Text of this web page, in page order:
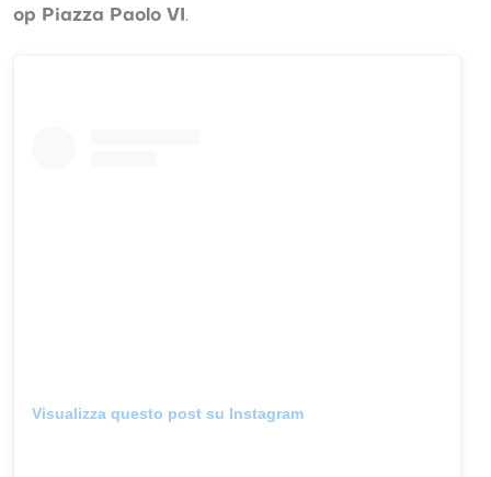
op Piazza Paolo VI.
Visualizza questo post su Instagram